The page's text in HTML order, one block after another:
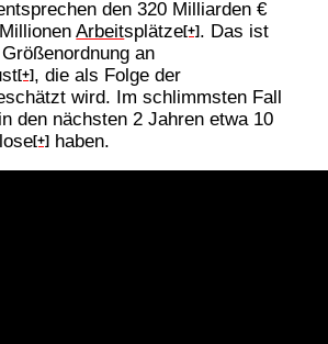
den 320 Milliarden €
Arbeitsplätze[+] . Das ist
an
[+] , die als Folge der
wird. Im schlimmsten Fall
den nächsten 2 Jahren etwa 10
[+] haben.